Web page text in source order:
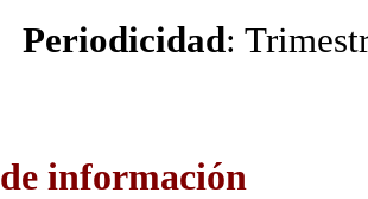
Periodicidad:
de información